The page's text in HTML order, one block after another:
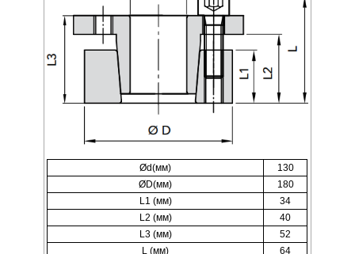
Ød(мм)
130
ØD(мм)
180
L1 (мм)
34
L2 (мм)
40
L3 (мм)
52
L (мм)
64